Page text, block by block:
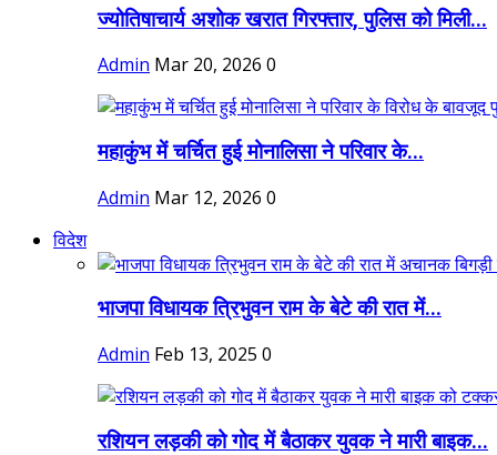
ज्योतिषाचार्य अशोक खरात गिरफ्तार, पुलिस को मिली...
Admin Mar 20, 2026 0
महाकुंभ में चर्चित हुई मोनालिसा ने परिवार के...
Admin Mar 12, 2026 0
विदेश
भाजपा विधायक त्रिभुवन राम के बेटे की रात में...
Admin Feb 13, 2025 0
रशियन लड़की को गोद में बैठाकर युवक ने मारी बाइक...